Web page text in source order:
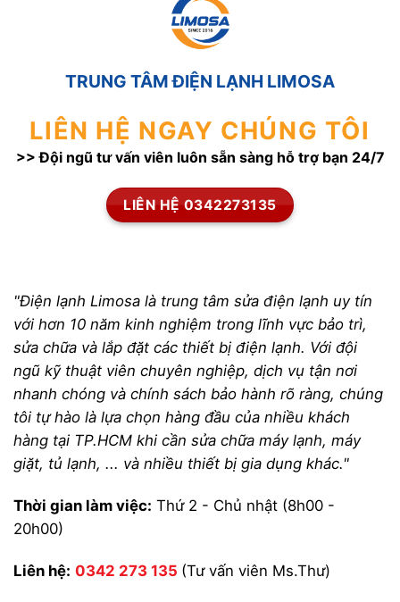
TRUNG TÂM ĐIỆN LẠNH LIMOSA
LIÊN HỆ NGAY CHÚNG TÔI
>> Đội ngũ tư vấn viên luôn sẵn sàng hỗ trợ bạn 24/7
LIÊN HỆ 0342273135
"Điện lạnh Limosa là trung tâm sửa điện lạnh uy tín
với hơn 10 năm kinh nghiệm trong lĩnh vực bảo trì,
sửa chữa và lắp đặt các thiết bị điện lạnh. Với đội
ngũ kỹ thuật viên chuyên nghiệp, dịch vụ tận nơi
nhanh chóng và chính sách bảo hành rõ ràng, chúng
tôi tự hào là lựa chọn hàng đầu của nhiều khách
hàng tại TP.HCM khi cần sửa chữa máy lạnh, máy
giặt, tủ lạnh, ... và nhiều thiết bị gia dụng khác."
Thời gian làm việc: Thứ 2 - Chủ nhật (8h00 -
20h00)
Liên hệ: 0342 273 135 (Tư vấn viên Ms.Thư)